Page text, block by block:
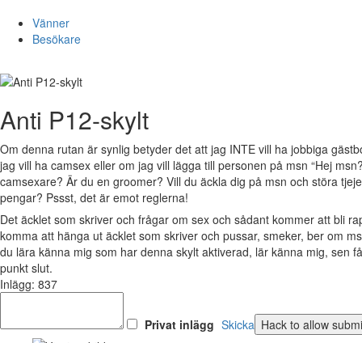
Vänner
Besökare
Anti P12-skylt
Om denna rutan är synlig betyder det att jag INTE vill ha jobbiga
jag vill ha camsex eller om jag vill lägga till personen på msn “Hej
camsexare? Är du en groomer? Vill du äckla dig på msn och störa
pengar? Pssst, det är emot reglerna!
Det äcklet som skriver och frågar om sex och sådant kommer att bli
komma att hänga ut äcklet som skriver och pussar, smeker, ber om
du lära känna mig som har denna skylt aktiverad, lär känna mig,
punkt slut.
Inlägg: 837
Privat inlägg Skicka